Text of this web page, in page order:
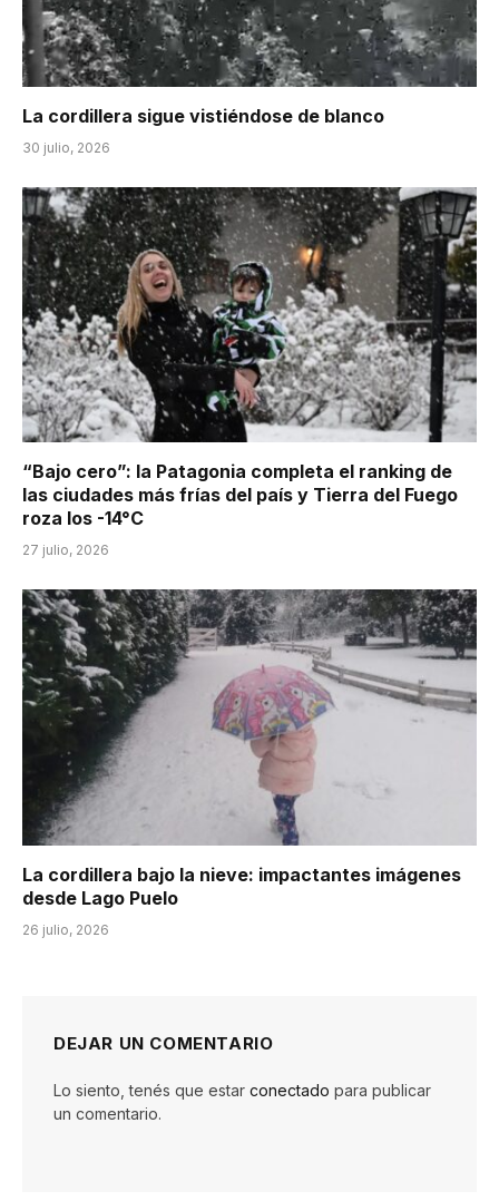
La cordillera sigue vistiéndose de blanco
30 julio, 2026
“Bajo cero”: la Patagonia completa el ranking de
las ciudades más frías del país y Tierra del Fuego
roza los -14°C
27 julio, 2026
La cordillera bajo la nieve: impactantes imágenes
desde Lago Puelo
26 julio, 2026
DEJAR UN COMENTARIO
Lo siento, tenés que estar conectado para publicar
un comentario.